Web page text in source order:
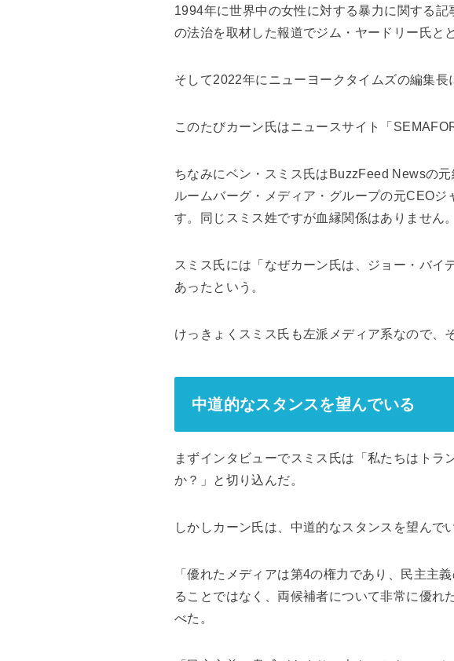
1994年に世界中の女性に対する暴力に関する
の法治を取材した報道でジム・ヤードリー氏と
そして2022年にニューヨークタイムズの編集長
このたびカーン氏はニュースサイト「
ちなみにベン・スミス氏はBuzzFeed Newsの
ルームバーグ・メディア・グループの元CEO
す。同じスミス姓ですが血縁関係はありません。
スミス氏には「なぜカーン氏は、ジョー・バ
あったという。
けっきょくスミス氏も左派メディア系なので、
中道的なスタンスを望んでいる
まずインタビューでスミス氏は「私たちはト
か？」と切り込んだ。
しかしカーン氏は、中道的なスタンスを望んで
「優れたメディアは第4の権力であり、民主主
ることではなく、両候補者について非常に優れ
べた。